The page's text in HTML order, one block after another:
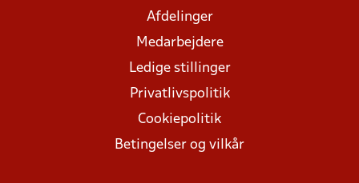
Afdelinger
Medarbejdere
Ledige stillinger
Privatlivspolitik
Cookiepolitik
Betingelser og vilkår